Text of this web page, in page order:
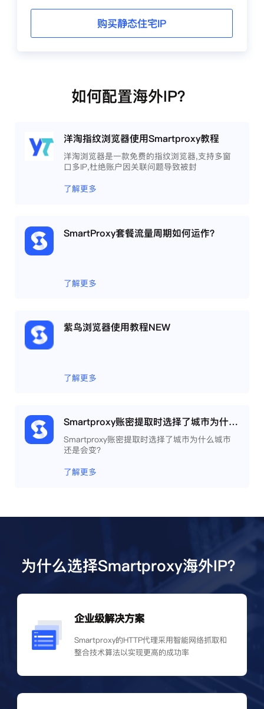
购买静态住宅IP
如何配置海外IP？
洋淘指纹浏览器使用Smartproxy教程
洋淘浏览器是一款免费的指纹浏览器,支持多窗
口多IP,杜绝账户因关联问题导致被封
了解更多
SmartProxy套餐流量周期如何运作？
了解更多
紫鸟浏览器使用教程NEW
了解更多
Smartproxy账密提取时选择了城市为什么城市还是会变？
Smartproxy账密提取时选择了城市为什么城市
还是会变？
了解更多
为什么选择Smartproxy海外IP？
企业级解决方案
Smartproxy的HTTP代理采用智能网络抓取和
整合技术算法以实现更高的成功率